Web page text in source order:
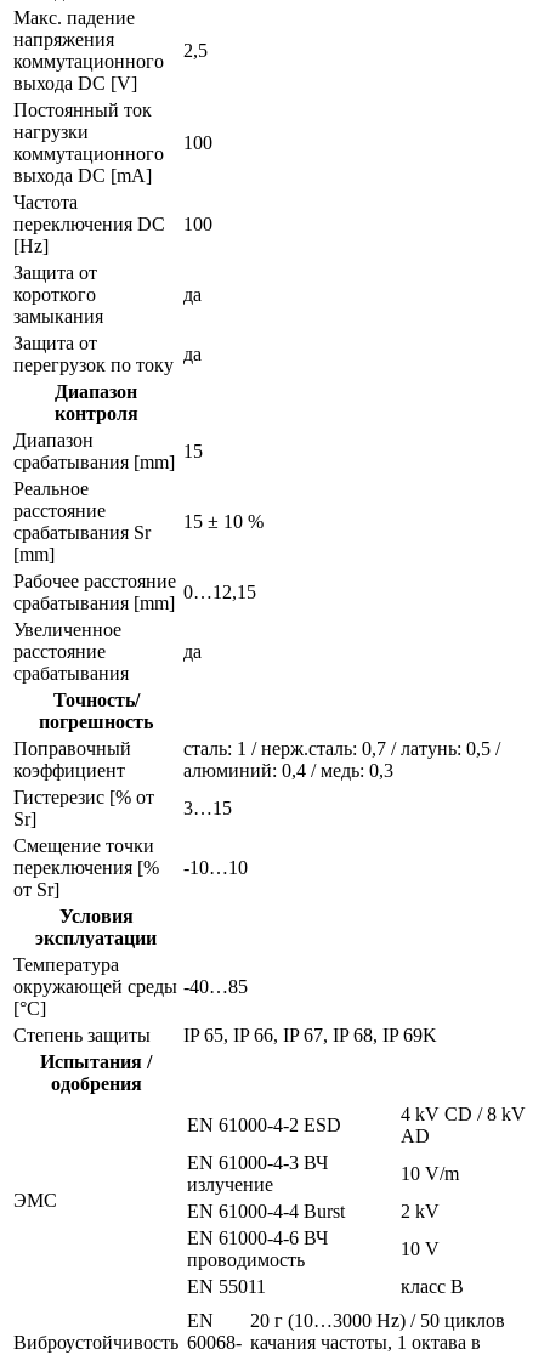
Макс. падение
напряжения
коммутационного
выхода DC [V]
2,5
Постоянный ток
нагрузки
коммутационного
выхода DC [mA]
100
Частота
переключения DC
[Hz]
100
Защита от
короткого
замыкания
да
Защита от
перегрузок по току
да
Диапазон
контроля
Диапазон
срабатывания [mm]
15
Реальное
расстояние
срабатывания Sr
[mm]
15 ± 10 %
Рабочее расстояние
срабатывания [mm]
0…12,15
Увеличенное
расстояние
срабатывания
да
Точность/
погрешность
Поправочный
коэффициент
сталь: 1 / нерж.сталь: 0,7 / латунь: 0,5 /
алюминий: 0,4 / медь: 0,3
Гистерезис [% от
Sr]
3…15
Смещение точки
переключения [%
от Sr]
-10…10
Условия
эксплуатации
Температура
окружающей среды
[°C]
-40…85
Степень защиты
IP 65, IP 66, IP 67, IP 68, IP 69K
Испытания /
одобрения
ЭMC
EN 61000-4-2 ESD
4 kV CD / 8 kV
AD
EN 61000-4-3 ВЧ
излучение
10 V/m
EN 61000-4-4 Burst
2 kV
EN 61000-4-6 ВЧ
проводимость
10 V
EN 55011
класс B
Виброустойчивость
EN
60068-
20 г (10…3000 Hz) / 50 циклов
качания частоты, 1 октава в